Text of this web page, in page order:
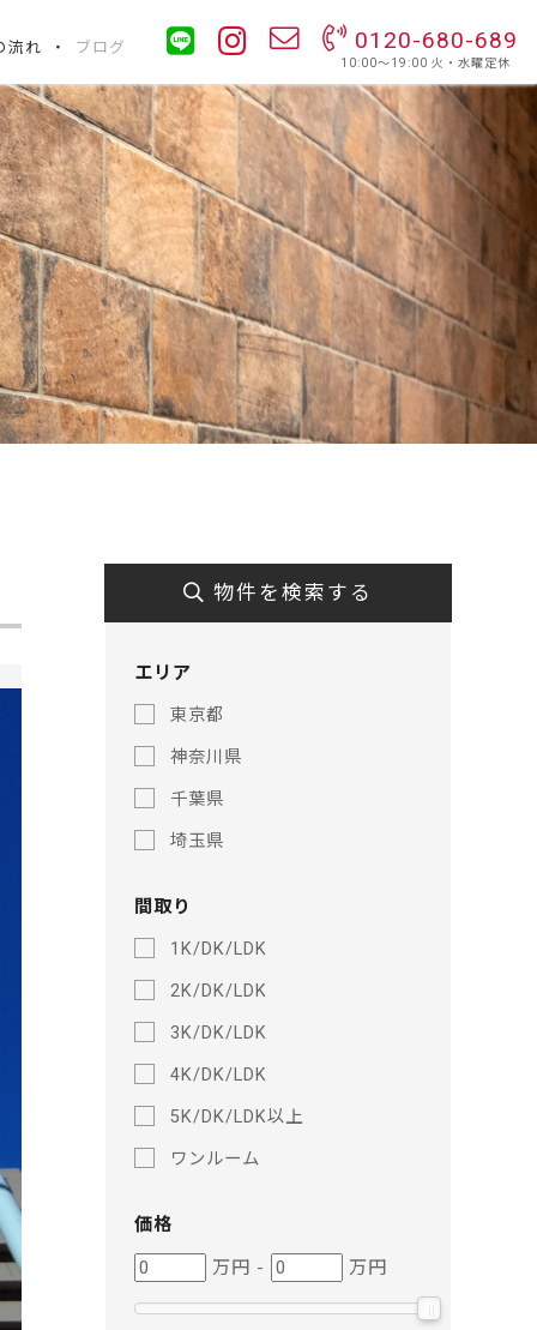
流れ ブログ 0120-680-689
10:00〜19:00 火・水曜定休
物件を検索する
エリア
東京都
神奈川県
千葉県
埼玉県
間取り
1K/DK/LDK
2K/DK/LDK
3K/DK/LDK
4K/DK/LDK
5K/DK/LDK以上
ワンルーム
価格
価
格
万円 -
価
格
万円